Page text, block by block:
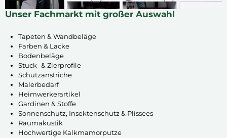
Unser Fachmarkt mit großer Auswahl
Tapeten & Wandbeläge
Farben & Lacke
Bodenbeläge
Stuck- & Zierprofile
Schutzanstriche
Malerbedarf
Heimwerkerartikel
Gardinen & Stoffe
Sonnenschutz, Insektenschutz & Plissees
Raumakustik
Hochwertige Kalkmamorputze